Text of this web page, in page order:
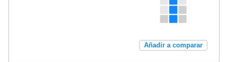
Añadir a comparar